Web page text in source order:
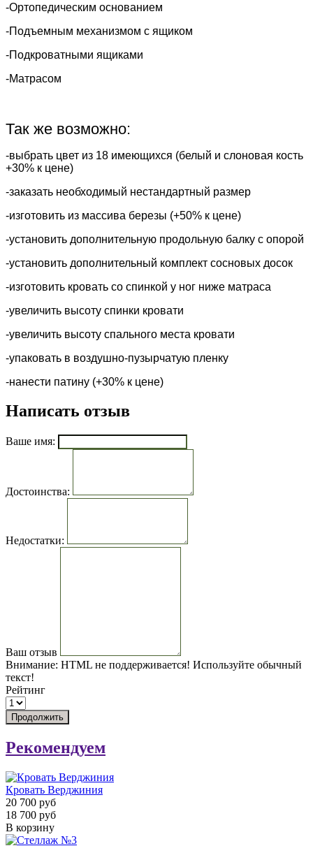
-Ортопедическим основанием
-Подъемным механизмом с ящиком
-Подкроватными ящиками
-Матрасом
Так же возможно:
-выбрать цвет из 18 имеющихся (белый и слоновая кость
+30% к цене)
-заказать необходимый нестандартный размер
-изготовить из массива березы (+50% к цене)
-установить дополнительную продольную балку с опорой
-установить дополнительный комплект сосновых досок
-изготовить кровать со спинкой у ног ниже матраса
-увеличить высоту спинки кровати
-увеличить высоту спального места кровати
-упаковать в воздушно-пузырчатую пленку
-нанести патину (+30% к цене)
Написать отзыв
Ваше имя:
Достоинства:
Недостатки:
Ваш отзыв
Внимание: HTML не поддерживается! Используйте обычный
текст!
Рейтинг
Продолжить
Рекомендуем
Кровать Верджиния
20 700 руб
18 700 руб
В корзину